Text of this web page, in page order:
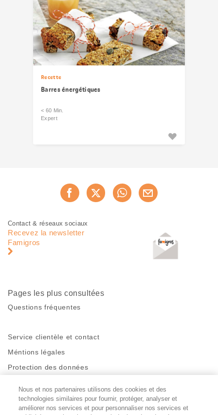
Recette
Barres énergétiques
< 60 Min.
Expert
Recommander maintenant
Pied
page
Navigation
pied
Contact & réseaux sociaux
Recevez la newsletter
Famigros
Pages les plus consultées
Questions fréquentes
Service clientèle et contact
Méntions légales
Protection des données
Restez en contact!
Facebook
http://twitter.com/migros
https://www.youtube.com/user/
PinterestInstagram
Nous et nos partenaires utilisons des cookies et des
technologies similaires pour fournir, protéger, analyser et
améliorer nos services et pour personnaliser nos services et